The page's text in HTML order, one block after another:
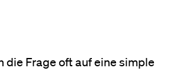
Frage oft auf eine simple